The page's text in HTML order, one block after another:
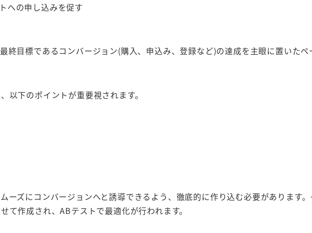
への申し込みを促す
終目標であるコンバージョン(購入、申込み、登録など)の達成を主眼に置いたペ
以下のポイントが重要視されます。
ーズにコンバージョンへと誘導できるよう、徹底的に作り込む必要があります
て作成され、ABテストで最適化が行われます。